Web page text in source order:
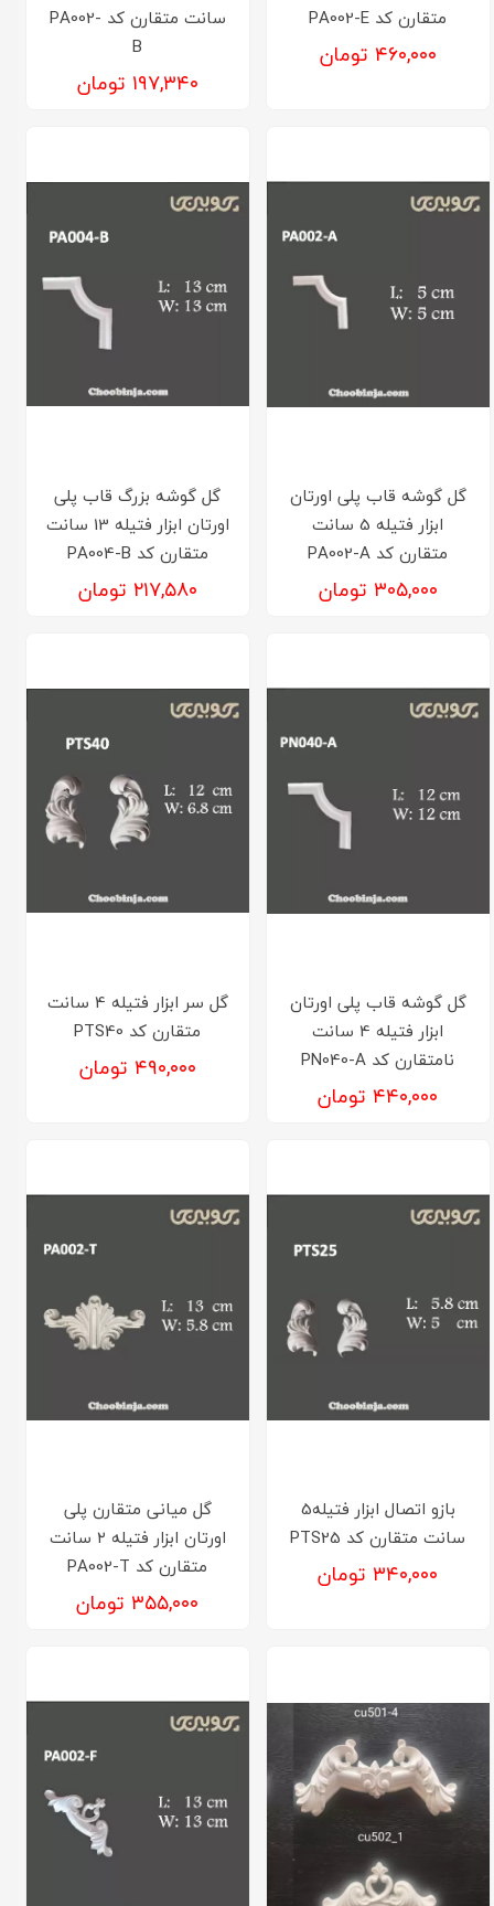
متقارن کد PA002-E
۴۶۰,۰۰۰ تومان
سانت متقارن کد PA002-
B
۱۹۷,۳۴۰ تومان
گل گوشه قاب پلی اورتان
ابزار فتیله 5 سانت
متقارن کد PA002-A
۳۰۵,۰۰۰ تومان
گل گوشه بزرگ قاب پلی
اورتان ابزار فتیله 13 سانت
متقارن کد PA004-B
۲۱۷,۵۸۰ تومان
گل گوشه قاب پلی اورتان
ابزار فتیله 4 سانت
نامتقارن کد PN040-A
۴۴۰,۰۰۰ تومان
گل سر ابزار فتیله 4 سانت
متقارن کد PTS40
۴۹۰,۰۰۰ تومان
بازو اتصال ابزار فتیله5
سانت متقارن کد PTS25
۳۴۰,۰۰۰ تومان
گل میانی متقارن پلی
اورتان ابزار فتیله ۲ سانت
متقارن کد PA002-T
۳۵۵,۰۰۰ تومان